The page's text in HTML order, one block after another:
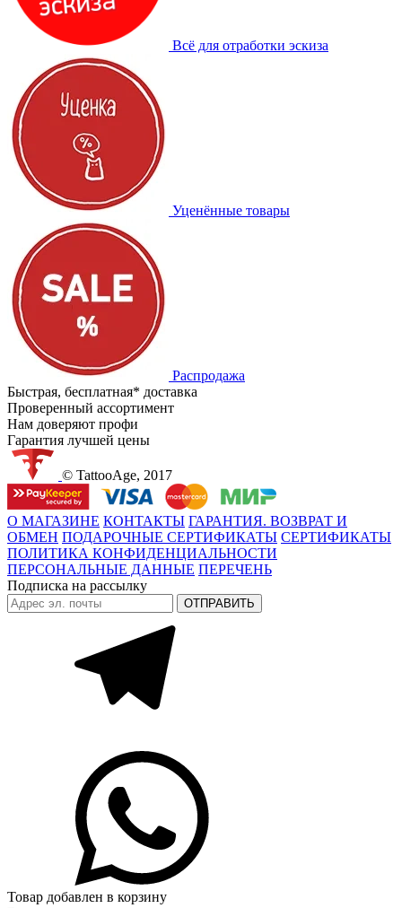
Всё для отработки эскиза
Уценённые товары
Распродажа
Быстрая, бесплатная* доставка
Проверенный ассортимент
Нам доверяют профи
Гарантия лучшей цены
© TattooAge, 2017
О МАГАЗИНЕ КОНТАКТЫ ГАРАНТИЯ. ВОЗВРАТ И
ОБМЕН ПОДАРОЧНЫЕ СЕРТИФИКАТЫ СЕРТИФИКАТЫ
ПОЛИТИКА КОНФИДЕНЦИАЛЬНОСТИ
ПЕРСОНАЛЬНЫЕ ДАННЫЕ ПЕРЕЧЕНЬ
Подписка на рассылку
Товар добавлен в корзину